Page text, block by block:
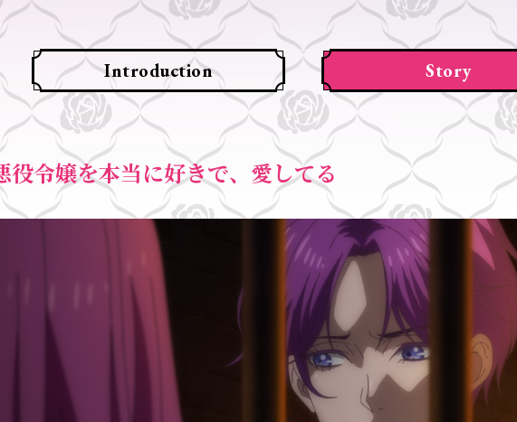
Introduction Story
役令嬢を本当に好きで、愛してる